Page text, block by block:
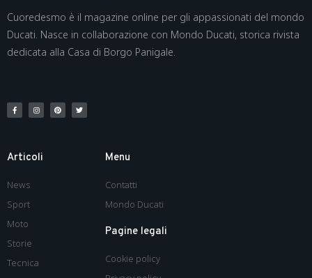
Cuoredesmo è il magazine online per gli appassionati del mondo
Ducati. Nasce in collaborazione con Mondo Ducati, storica rivista
dedicata alla Casa di Borgo Panigale.
Articoli
News
Sport
Moto
Storie
Tecnica
Menu
Contatti
Mondo Ducati
Pagine legali
Cookie policy